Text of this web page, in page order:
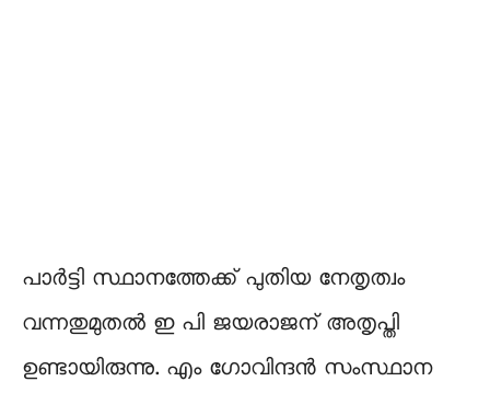
പാർട്ടി സ്ഥാനത്തേക്ക് പുതിയ നേതൃത്വം
വന്നതുമുതൽ ഇ പി ജയരാജന് അതൃപ്തി
ഉണ്ടായിരുന്നു. എം ഗോവിന്ദൻ സംസ്ഥാന